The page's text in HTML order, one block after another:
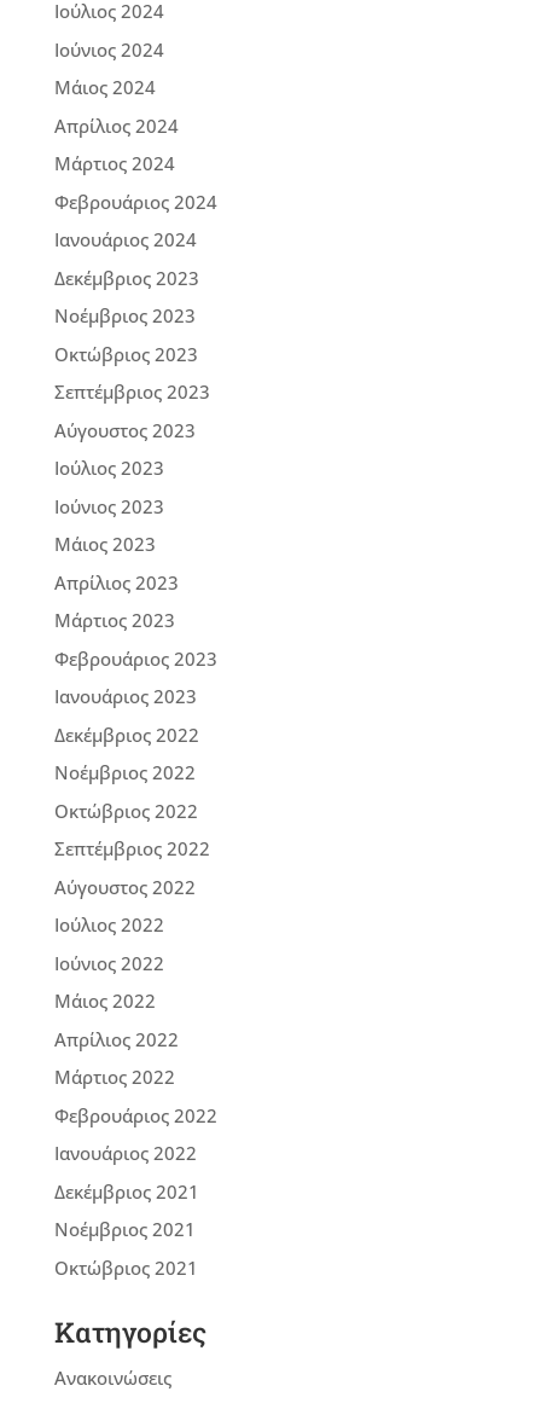
Ιούλιος 2024
Ιούνιος 2024
Μάιος 2024
Απρίλιος 2024
Μάρτιος 2024
Φεβρουάριος 2024
Ιανουάριος 2024
Δεκέμβριος 2023
Νοέμβριος 2023
Οκτώβριος 2023
Σεπτέμβριος 2023
Αύγουστος 2023
Ιούλιος 2023
Ιούνιος 2023
Μάιος 2023
Απρίλιος 2023
Μάρτιος 2023
Φεβρουάριος 2023
Ιανουάριος 2023
Δεκέμβριος 2022
Νοέμβριος 2022
Οκτώβριος 2022
Σεπτέμβριος 2022
Αύγουστος 2022
Ιούλιος 2022
Ιούνιος 2022
Μάιος 2022
Απρίλιος 2022
Μάρτιος 2022
Φεβρουάριος 2022
Ιανουάριος 2022
Δεκέμβριος 2021
Νοέμβριος 2021
Οκτώβριος 2021
Kατηγορίες
Ανακοινώσεις